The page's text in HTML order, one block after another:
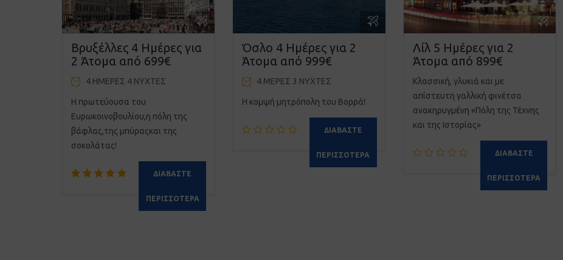
Βρυξέλλες 4 Ημέρες για
2 Άτομα από 699€
4 ΗΜΕΡΕΣ 4 ΝΥΧΤΕΣ
Η πρωτεύουσα του
Ευρωκοινοβουλίου,η πόλη της
βάφλας,της μπύραςκαι της
σοκολάτας!
ΔΙΑΒΆΣΤΕ
ΠΕΡΙΣΣΌΤΕΡΑ
Όσλο 4 Ημέρες για 2
Άτομα από 999€
4 ΜΈΡΕΣ 3 ΝΎΧΤΕΣ
Η κομψή μητρόπολη του Βορρά!
ΔΙΑΒΆΣΤΕ
ΠΕΡΙΣΣΌΤΕΡΑ
Λίλ 5 Ημέρες για 2
Άτομα από 899€
Κλασσική, γλυκιά και με
απίστευτη γαλλική φινέτσα
ανακηρυγμένη «Πόλη της Τέχνης
και της Ιστορίας»
ΔΙΑΒΆΣΤΕ
ΠΕΡΙΣΣΌΤΕΡΑ